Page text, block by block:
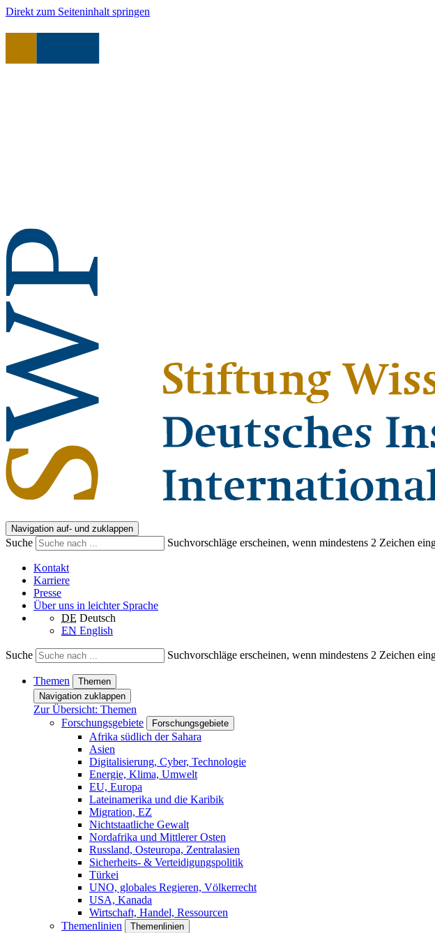
Direkt zum Seiteninhalt springen
Navigation auf- und zuklappen
Suche Suchvorschläge erscheinen, wenn mindestens 2 Zeichen
Kontakt
Karriere
Presse
Über uns in leichter Sprache
DE Deutsch
EN English
Suche Suchvorschläge erscheinen, wenn mindestens 2 Zeichen
Themen
Themen
Navigation zuklappen
Zur Übersicht: Themen
Forschungsgebiete
Forschungsgebiete
Afrika südlich der Sahara
Asien
Digitalisierung, Cyber, Technologie
Energie, Klima, Umwelt
EU, Europa
Lateinamerika und die Karibik
Migration, EZ
Nichtstaatliche Gewalt
Nordafrika und Mittlerer Osten
Russland, Osteuropa, Zentralasien
Sicherheits- & Verteidigungspolitik
Türkei
UNO, globales Regieren, Völkerrecht
USA, Kanada
Wirtschaft, Handel, Ressourcen
Themenlinien
Themenlinien